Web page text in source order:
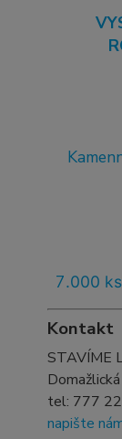
7.000
Kontakt
STAVÍME
tel: 777
napište